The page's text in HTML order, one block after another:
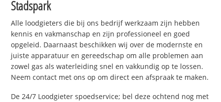
Stadspark
Alle loodgieters die bij ons bedrijf werkzaam zijn hebben
kennis en vakmanschap en zijn professioneel en goed
opgeleid. Daarnaast beschikken wij over de modernste en
juiste apparatuur en gereedschap om alle problemen aan
zowel gas als waterleiding snel en vakkundig op te lossen.
Neem contact met ons op om direct een afspraak te maken.
De 24/7 Loodgieter spoedservice; bel deze ochtend nog met